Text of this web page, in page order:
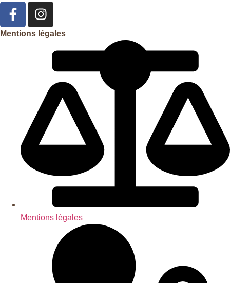
Mentions légales
Mentions légales